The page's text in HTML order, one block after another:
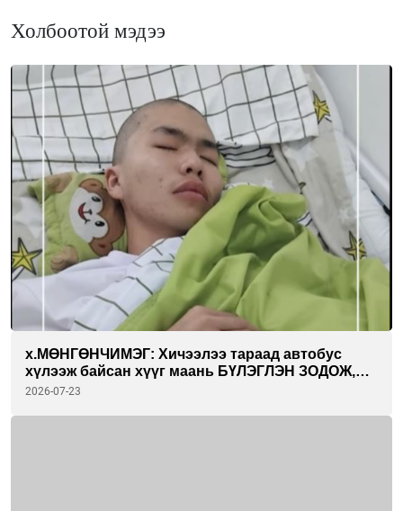
Холбоотой мэдээ
х.МӨНГӨНЧИМЭГ: Хичээлээ тараад автобус
хүлээж байсан хүүг маань БҮЛЭГЛЭН ЗОДОЖ,
хүнд гэмтэл учруулсан. Хүүгээ эрүүл болгохын
2026-07-23